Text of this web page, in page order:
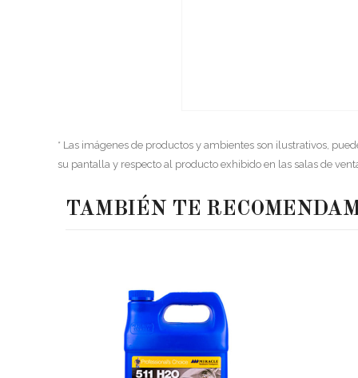
* Las imágenes de productos y ambientes son ilustrativos,
su pantalla y respecto al producto exhibido en las salas de
TAMBIÉN TE